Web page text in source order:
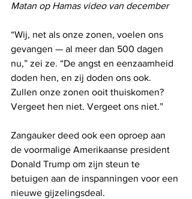
Matan op Hamas video van december
“Wij, net als onze zonen, voelen ons
gevangen — al meer dan 500 dagen
nu,” zei ze. “De angst en eenzaamheid
doden hen, en zij doden ons ook.
Zullen onze zonen ooit thuiskomen?
Vergeet hen niet. Vergeet ons niet.”
Zangauker deed ook een oproep aan
de voormalige Amerikaanse president
Donald Trump om zijn steun te
betuigen aan de inspanningen voor een
nieuwe gijzelingsdeal.